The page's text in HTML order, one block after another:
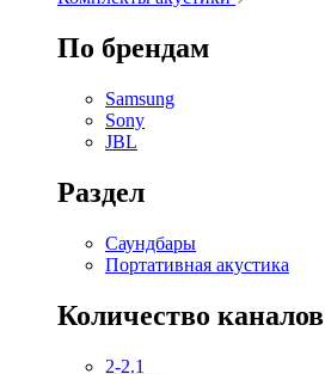
По брендам
Samsung
Sony
JBL
Раздел
Саундбары
Портативная акустика
Количество каналов
2-2.1